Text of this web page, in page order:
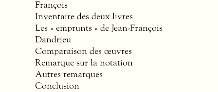
François
Inventaire des deux livres
Les « emprunts » de Jean-François
Dandrieu
Comparaison des œuvres
Remarque sur la notation
Autres remarques
Conclusion